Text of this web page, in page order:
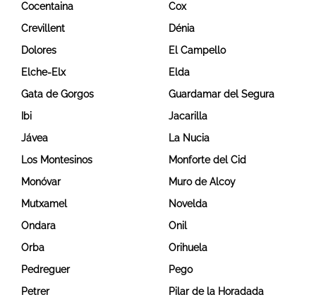
Cocentaina
Cox
Crevillent
Dénia
Dolores
El Campello
Elche-Elx
Elda
Gata de Gorgos
Guardamar del Segura
Ibi
Jacarilla
Jávea
La Nucia
Los Montesinos
Monforte del Cid
Monóvar
Muro de Alcoy
Mutxamel
Novelda
Ondara
Onil
Orba
Orihuela
Pedreguer
Pego
Petrer
Pilar de la Horadada